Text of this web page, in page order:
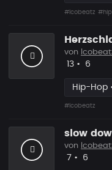
#lcobeatz #hip
von
Likes
13 • 6
Hip-Hop
#lcobeatz
slow
von
Likes
7 • 6